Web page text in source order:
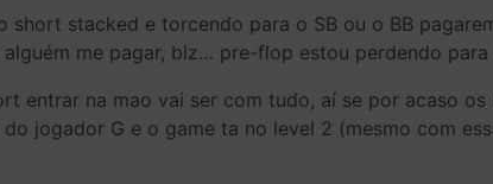
stacked e torcendo para o SB ou o BB
me pagar, blz… pre-flop estou perdendo para
entrar na mao vai ser com tudo, aí se por acaso
jogador G e o game ta no level 2 (mesmo com